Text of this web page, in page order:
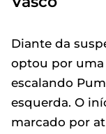
Diante da
optou por uma
escalando
esquerda. O
marcado por